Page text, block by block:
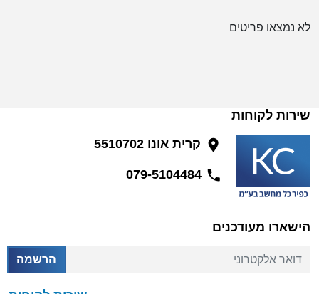
לא נמצאו פריטים
שירות לקוחות
קרית אונו 5510702
הישארו מעודכנים
דואר אלקטרוני הרשמה